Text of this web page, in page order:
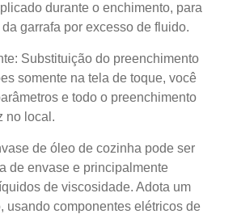
durante o enchimento, para
garrafa por excesso de fluido.
Substituição do preenchimento
somente na tela de toque, você
e todo o preenchimento
no local.
de óleo de cozinha pode ser
de envase e principalmente
de viscosidade. Adota um
usando componentes elétricos de